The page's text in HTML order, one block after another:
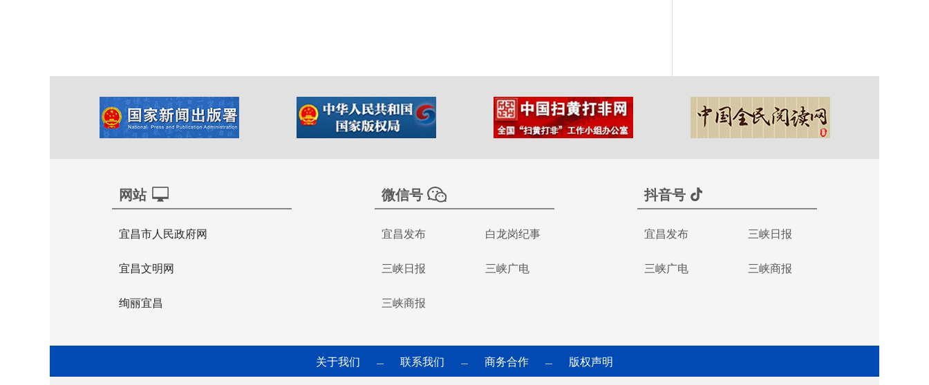
网站
宜昌市人民政府网
宜昌文明网
绚丽宜昌
微信号
宜昌发布 白龙岗纪事
三峡日报 三峡广电
三峡商报
抖音号
宜昌发布 三峡日报
三峡广电 三峡商报
关于我们 — 联系我们 — 商务合作 — 版权声明